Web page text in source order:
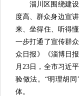
淄川区围绕建设
度高、群众身边宣
来、坐得住、听得
一步打通了宣传群
众日报》《淄博日
月23日，全市习近
验做法。“明理胡
体。